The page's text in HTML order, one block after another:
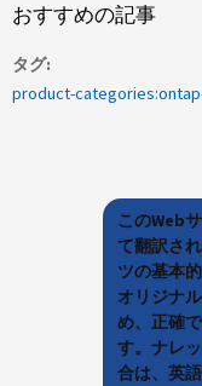
おすすめの記事
タグ
product-
このWeb
て翻訳さ
ツの基本
オリジナ
め、正確
す。ナレ
合は、英